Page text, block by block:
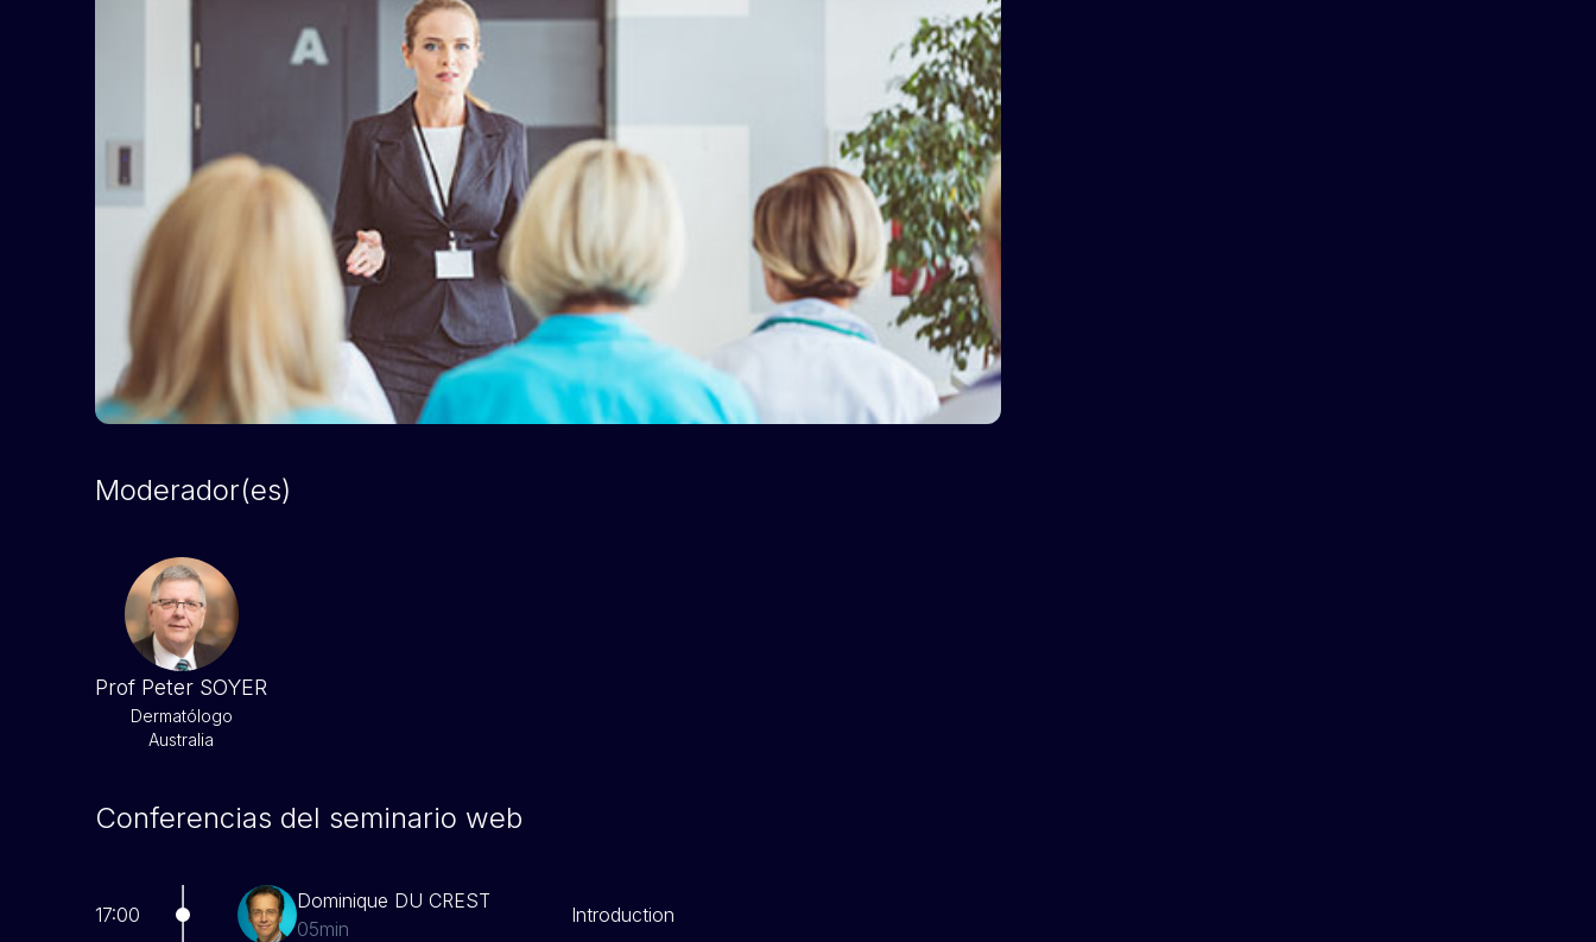
Moderador(es)
Prof Peter SOYER
Dermatólogo
Australia
Conferencias del seminario web
17:00
Dominique DU CREST
05min
Introduction